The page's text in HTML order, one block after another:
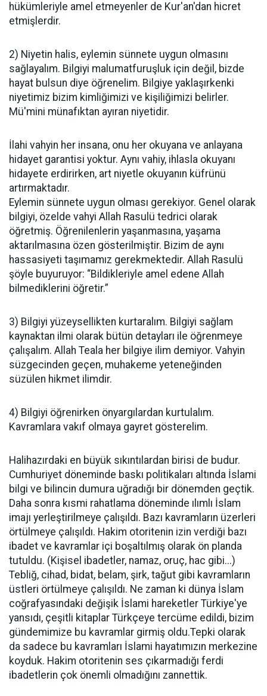
hükümleriyle amel etmeyenler de Kur'an'dan hicret
etmişlerdir.
2) Niyetin halis, eylemin sünnete uygun olmasını
sağlayalım. Bilgiyi malumatfuruşluk için değil, bizde
hayat bulsun diye öğrenelim. Bilgiye yaklaşırkenki
niyetimiz bizim kimliğimizi ve kişiliğimizi belirler.
Mü'mini münafıktan ayıran niyetidir.
İlahi vahyin her insana, onu her okuyana ve anlayana
hidayet garantisi yoktur. Aynı vahiy, ihlasla okuyanı
hidayete erdirirken, art niyetle okuyanın küfrünü
artırmaktadır.
Eylemin sünnete uygun olması gerekiyor. Genel olarak
bilgiyi, özelde vahyi Allah Rasulü tedrici olarak
öğretmiş. Öğrenilenlerin yaşanmasına, yaşama
aktarılmasına özen gösterilmiştir. Bizim de aynı
hassasiyeti taşımamız gerekmektedir. Allah Rasulü
şöyle buyuruyor: “Bildikleriyle amel edene Allah
bilmediklerini öğretir.”
3) Bilgiyi yüzeysellikten kurtaralım. Bilgiyi sağlam
kaynaktan ilmi olarak bütün detayları ile öğrenmeye
çalışalım. Allah Teala her bilgiye ilim demiyor. Vahyin
süzgecinden geçen, muhakeme yeteneğinden
süzülen hikmet ilimdir.
4) Bilgiyi öğrenirken önyargılardan kurtulalım.
Kavramlara vakıf olmaya gayret gösterelim.
Halihazırdaki en büyük sıkıntılardan birisi de budur.
Cumhuriyet döneminde baskı politikaları altında İslami
bilgi ve bilincin dumura uğradığı bir dönemden geçtik.
Daha sonra kısmi rahatlama döneminde ılımlı İslam
imajı yerleştirilmeye çalışıldı. Bazı kavramların üzerleri
örtülmeye çalışıldı. Hakim otoritenin izin verdiği bazı
ibadet ve kavramlar içi boşaltılmış olarak ön planda
tutuldu. (Kişisel ibadetler, namaz, oruç, hac gibi...)
Tebliğ, cihad, bidat, belam, şirk, tağut gibi kavramların
üstleri örtülmeye çalışıldı. Ne zaman ki dünya İslam
coğrafyasındaki değişik İslami hareketler Türkiye'ye
yansıdı, çeşitli kitaplar Türkçeye tercüme edildi, bizim
gündemimize bu kavramlar girmiş oldu.Tepki olarak
da sadece bu kavramları İslami hayatımızın merkezine
koyduk. Hakim otoritenin ses çıkarmadığı ferdi
ibadetlerin çok önemli olmadığını zannettik.